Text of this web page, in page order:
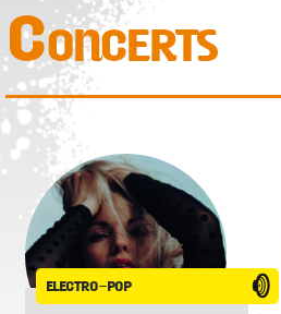
Concerts
electro-pop